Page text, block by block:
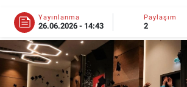
Yayınlanma
26.06.2026 - 14:43
Paylaşım
2
YEMEK
ESKİŞEHİR NÖBETÇİ ECZANELER
Haber Arşivi